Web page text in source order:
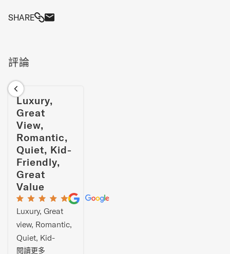
SHARE
評論
Luxury,
Great
View,
Romantic,
Quiet, Kid-
Friendly,
Great
Value
Luxury, Great
view, Romantic,
Quiet, Kid-
friendly, Great
閱讀更多